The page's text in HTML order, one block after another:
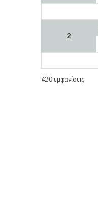
2
420 εμφανίσεις